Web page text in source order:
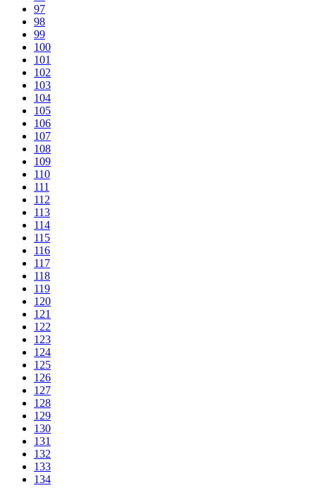
97
98
99
100
101
102
103
104
105
106
107
108
109
110
111
112
113
114
115
116
117
118
119
120
121
122
123
124
125
126
127
128
129
130
131
132
133
134